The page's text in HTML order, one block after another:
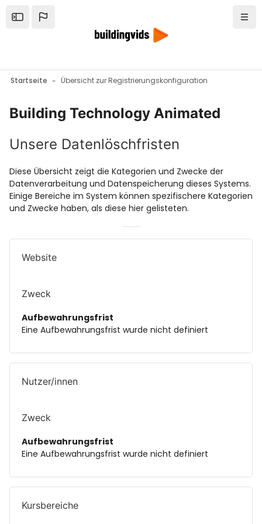
Open the sidebar
Startseite Übersicht zur Registrierungskonfiguration
Building Technology Animated
Unsere Datenlöschfristen
Diese Übersicht zeigt die Kategorien und Zwecke der
Datenverarbeitung und Datenspeicherung dieses Systems.
Einige Bereiche im System können spezifischere Kategorien
und Zwecke haben, als diese hier gelisteten.
Website
Zweck
Aufbewahrungsfrist
Eine Aufbewahrungsfrist wurde nicht definiert
Nutzer/innen
Zweck
Aufbewahrungsfrist
Eine Aufbewahrungsfrist wurde nicht definiert
Kursbereiche